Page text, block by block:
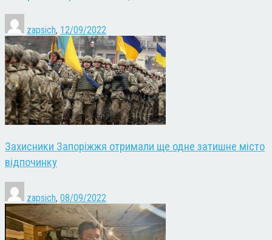
zapsich, 12/09/2022
Захисники Запоріжжя отримали ще одне затишне місто
відпочинку
zapsich, 08/09/2022